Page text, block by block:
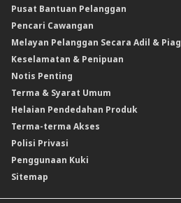
Instrumen Boleh Niaga Islam (INI)
Produk Berstruktur
Produk Berstruktur Islam
Skim Persaraan Swasta (PRS)
Clicks Trader
Instrumen Deposit Boleh Niaga
Unit Amanah Harga Berubah ASNB
Pusat Bantuan Pelanggan
Pencari Cawangan
Melayan Pelanggan Secara Adil &
Keselamatan & Penipuan
Notis Penting
Terma & Syarat Umum
Helaian Pendedahan Produk
Terma-terma Akses
Polisi Privasi
Penggunaan Kuki
Sitemap